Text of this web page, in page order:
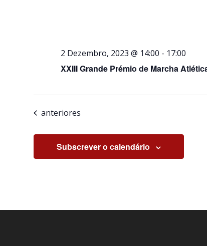
XXIII Grande Prémio de Marcha
2 Dezembro, 2023 @ 14:00 - 17:00
Eventos
anteriores
Subscrever o calendário